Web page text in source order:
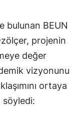
bulunan BEUN
projenin
değer
vizyonunu
ortaya
söyledi: